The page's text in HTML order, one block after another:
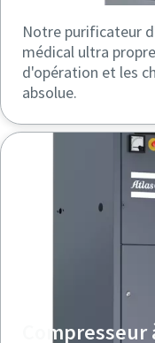
Notre purificateur
médical ultra
d'opération et les
absolue.